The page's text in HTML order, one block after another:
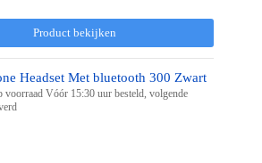
Product bekijken
Headset Met bluetooth 300 Zwart
voorraad Vóór 15:30 uur besteld, volgende